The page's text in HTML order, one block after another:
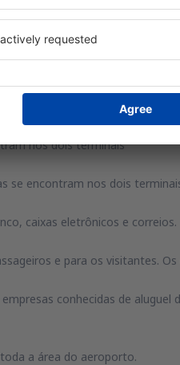
dispõe de 800 lugares.
nos dois terminais
se encontram nos dois
caixas eletrônicos e correios.
e para os visitantes.
conhecidas de
a área do aeroporto.